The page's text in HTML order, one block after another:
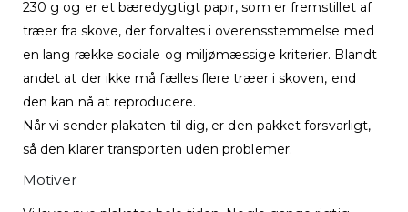
230 g og er et bæredygtigt papir, som er fremstillet af
træer fra skove, der forvaltes i overensstemmelse med
en lang række sociale og miljømæssige kriterier. Blandt
andet at der ikke må fælles flere træer i skoven, end
den kan nå at reproducere.
Når vi sender plakaten til dig, er den pakket forsvarligt,
så den klarer transporten uden problemer.
Motiver